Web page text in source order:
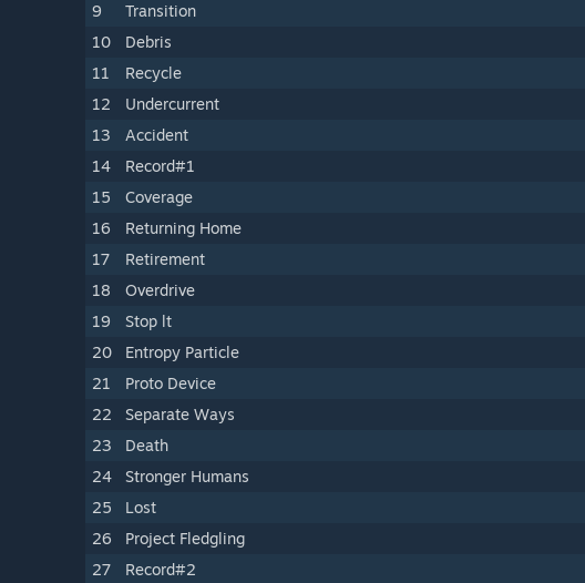
9
Transition
10
Debris
11
Recycle
12
Undercurrent
13
Accident
14
Record#1
15
Coverage
16
Returning Home
17
Retirement
18
Overdrive
19
Stop lt
20
Entropy Particle
21
Proto Device
22
Separate Ways
23
Death
24
Stronger Humans
25
Lost
26
Project Fledgling
27
Record#2